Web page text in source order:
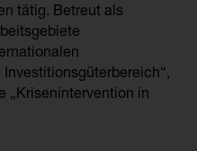
tätig. Betreut als
„Krisenintervention in